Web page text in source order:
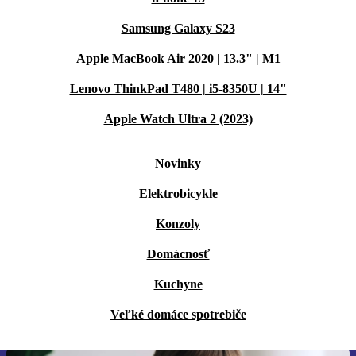
Samsung Galaxy S23
Apple MacBook Air 2020 | 13.3" | M1
Lenovo ThinkPad T480 | i5-8350U | 14"
Apple Watch Ultra 2 (2023)
Novinky
Elektrobicykle
Konzoly
Domácnosť
Kuchyne
Veľké domáce spotrebiče